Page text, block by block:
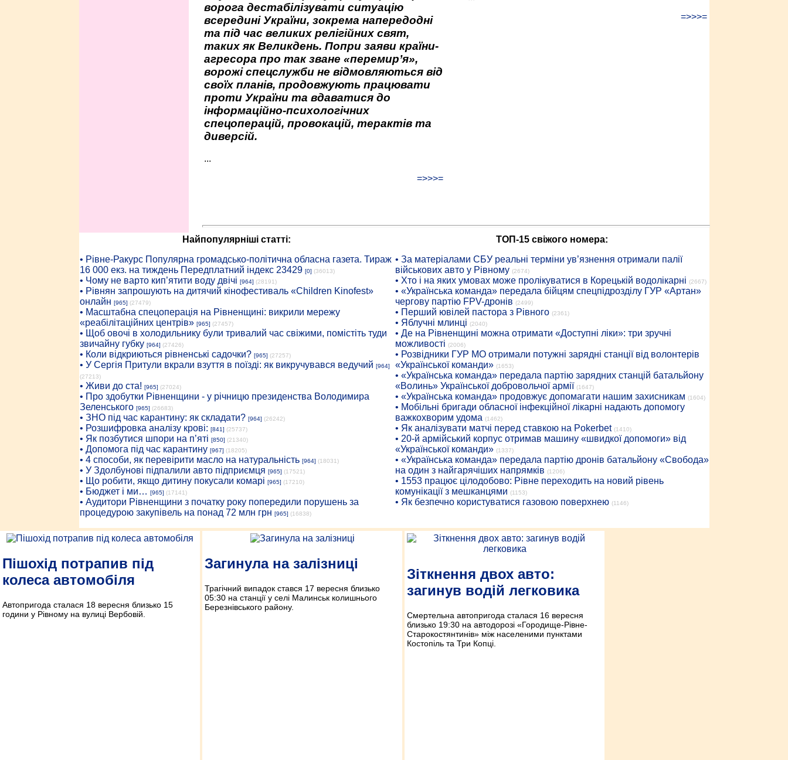
ворога дестабілізувати ситуацію
всередині України, зокрема напередодні
та під час великих релігійних свят,
таких як Великдень. Попри заяви країни-
агресора про так зване «перемир’я»,
ворожі спецслужби не відмовляються від
своїх планів, продовжують працювати
проти України та вдаватися до
інформаційно-психологічних
спецоперацій, провокацій, терактів та
диверсій.
...
=>>>=
=>>>=
Найпопулярніші статті:
• Рiвне-Ракурс Популярна громадсько-політична обласна газета. Тираж
16 000 екз. на тиждень Передплатний індекс 23429 [0] (36013)
• Чому не варто кип’ятити воду двічі [964] (28191)
• Рівнян запрошують на дитячий кінофестиваль «Children Kinofest»
онлайн [965] (27479)
• Масштабна спецоперація на Рівненщині: викрили мережу
«реабілітаційних центрів» [965] (27457)
• Щоб овочі в холодильнику були тривалий час свіжими, помістіть туди
звичайну губку [964] (27426)
• Коли відкриються рівненські садочки? [965] (27257)
• У Сергія Притули вкрали взуття в поїзді: як викручувався ведучий [964]
(27213)
• Живи до ста! [965] (27024)
• Про здобутки Рівненщини - у річницю президенства Володимира
Зеленського [965] (26683)
• ЗНО під час карантину: як складати? [964] (26242)
• Розшифровка аналізу крові: [841] (25737)
• Як позбутися шпори на п’яті [850] (21340)
• Допомога під час карантину [967] (18205)
• 4 способи, як перевірити масло на натуральність [964] (18031)
• У Здолбунові підпалили авто підприємця [965] (17521)
• Що робити, якщо дитину покусали комарі [965] (17210)
• Бюджет і ми… [965] (17141)
• Аудитори Рівненщини з початку року попередили порушень за
процедурою закупівель на понад 72 млн грн [965] (16838)
ТОП-15 свіжого номера:
• За матеріалами СБУ реальні терміни ув’язнення отримали палії
військових авто у Рівному (2674)
• Хто і на яких умовах може пролікуватися в Корецькій водолікарні (2667)
• «Українська команда» передала бійцям спецпідрозділу ГУР «Артан»
чергову партію FPV-дронів (2499)
• Перший ювілей пастора з Рівного (2361)
• Яблучні млинці (2040)
• Де на Рівненщині можна отримати «Доступні ліки»: три зручні
можливості (2006)
• Розвідники ГУР МО отримали потужні зарядні станції від волонтерів
«Української команди» (1653)
• «Українська команда» передала партію зарядних станцій батальйону
«Волинь» Української добровольчої армії (1647)
• «Українська команда» продовжує допомагати нашим захисникам (1604)
• Мобільні бригади обласної інфекційної лікарні надають допомогу
важкохворим удома (1462)
• Як аналізувати матчі перед ставкою на Pokerbet (1410)
• 20-й армійський корпус отримав машину «швидкої допомоги» від
«Української команди» (1337)
• «Українська команда» передала партію дронів батальйону «Свобода»
на один з найгарячіших напрямків (1206)
• 1553 працює цілодобово: Рівне переходить на новий рівень
комунікації з мешканцями (1153)
• Як безпечно користуватися газовою поверхнею (1146)
Пішохід потрапив під
колеса автомобіля
Автопригода сталася 18 вересня близько 15
години у Рівному на вулиці Вербовій.
Загинула на залізниці
Трагічний випадок стався 17 вересня близько
05:30 на станції у селі Малинськ колишнього
Березнівського району.
Зіткнення двох авто:
загинув водій легковика
Смертельна автопригода сталася 16 вересня
близько 19:30 на автодорозі «Городище-Рівне-
Старокостянтинів» між населеними пунктами
Костопіль та Три Копці.